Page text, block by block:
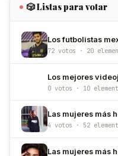
🎲 Listas para votar
Los futbolistas
72 votos · 20
Los mejores
0 votos · 10
Las mujeres más
4 votos · 52
Las mujeres más